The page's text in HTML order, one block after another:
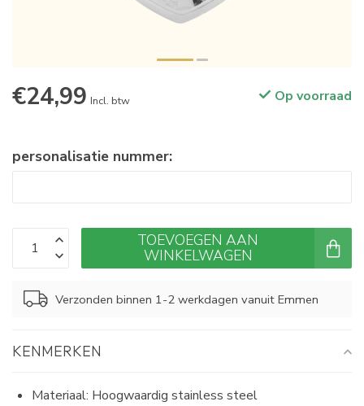
€24,99 Incl. btw Op voorraad
personalisatie nummer:
TOEVOEGEN AAN
WINKELWAGEN
Verzonden binnen 1-2 werkdagen vanuit Emmen
KENMERKEN
Materiaal: Hoogwaardig stainless steel